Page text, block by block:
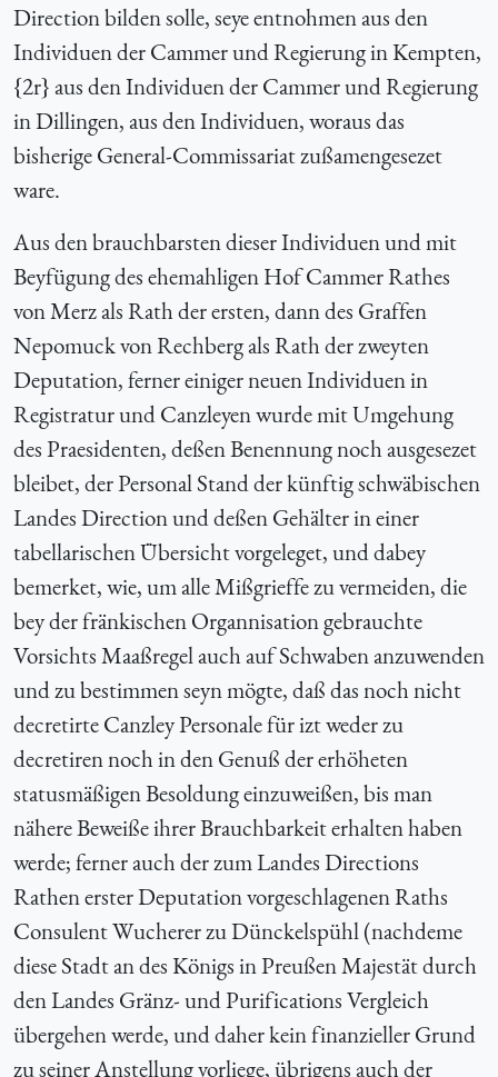
Direction bilden solle, seye entnohmen aus den
Individuen der Cammer und Regierung in Kempten,
{2r} aus den Individuen der Cammer und Regierung
in Dillingen, aus den Individuen, woraus das
bisherige General-Commissariat zußamengesezet
ware.
Aus den brauchbarsten dieser Individuen und mit
Beyfügung des ehemahligen Hof Cammer Rathes
von Merz als Rath der ersten, dann des Graffen
Nepomuck von Rechberg als Rath der zweyten
Deputation, ferner einiger neuen Individuen in
Registratur und Canzleyen wurde mit Umgehung
des Praesidenten, deßen Benennung noch ausgesezet
bleibet, der Personal Stand der künftig schwäbischen
Landes Direction und deßen Gehälter in einer
tabellarischen Übersicht vorgeleget, und dabey
bemerket, wie, um alle Mißgrieffe zu vermeiden, die
bey der fränkischen Organnisation gebrauchte
Vorsichts Maaßregel auch auf Schwaben anzuwenden
und zu bestimmen seyn mögte, daß das noch nicht
decretirte Canzley Personale für izt weder zu
decretiren noch in den Genuß der erhöheten
statusmäßigen Besoldung einzuweißen, bis man
nähere Beweiße ihrer Brauchbarkeit erhalten haben
werde; ferner auch der zum Landes Directions
Rathen erster Deputation vorgeschlagenen Raths
Consulent Wucherer zu Dünckelspühl (nachdeme
diese Stadt an des Königs in Preußen Majestät durch
den Landes Gränz- und Purifications Vergleich
übergehen werde, und daher kein finanzieller Grund
zu seiner Anstellung vorliege, übrigens auch der